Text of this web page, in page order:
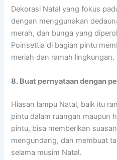
Dekorasi Natal yang fokus
dengan menggunakan
merah, dan bunga yang
Poinsettia di bagian pintu
meriah dan ramah lingkungan.
8. Buat pernyataan dengan
Hiasan lampu Natal, baik itu
pintu dalam ruangan maupun
pintu, bisa memberikan
mengundang, dan membuat
selama musim Natal.